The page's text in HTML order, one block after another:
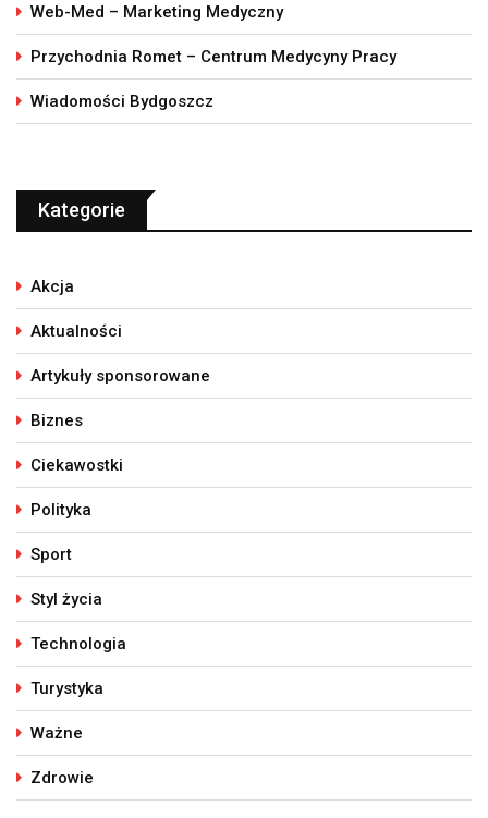
Web-Med – Marketing Medyczny
Przychodnia Romet – Centrum Medycyny Pracy
Wiadomości Bydgoszcz
Kategorie
Akcja
Aktualności
Artykuły sponsorowane
Biznes
Ciekawostki
Polityka
Sport
Styl życia
Technologia
Turystyka
Ważne
Zdrowie